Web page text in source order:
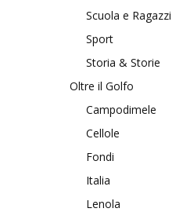
Scuola e Ragazzi
Sport
Storia & Storie
Oltre il Golfo
Campodimele
Cellole
Fondi
Italia
Lenola